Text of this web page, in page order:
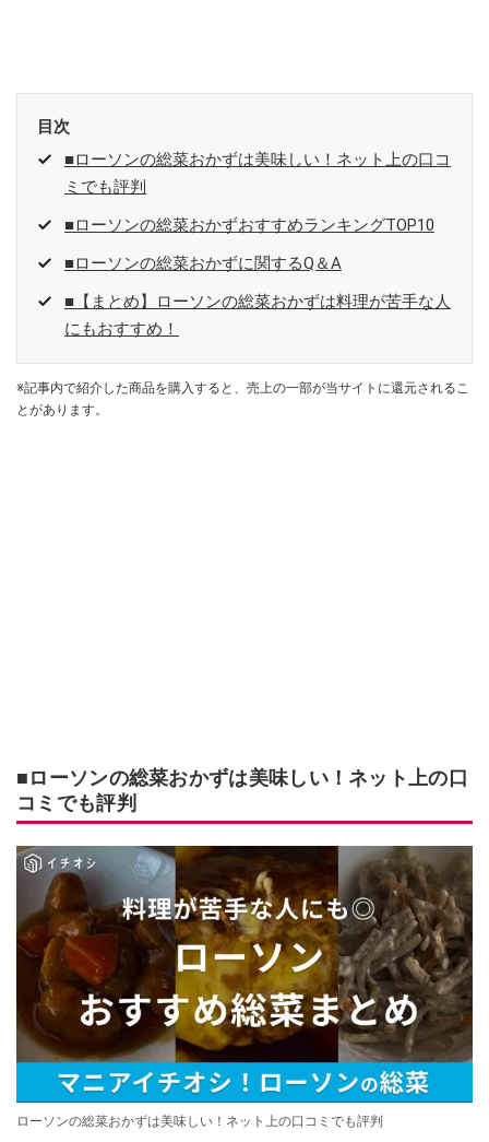
目次
■ローソンの総菜おかずは美味しい！ネット上の口コ
ミでも評判
■ローソンの総菜おかずおすすめランキングTOP10
■ローソンの総菜おかずに関するQ＆A
■【まとめ】ローソンの総菜おかずは料理が苦手な人
にもおすすめ！
※記事内で紹介した商品を購入すると、売上の一部が当サイトに還元されるこ
とがあります。
■ローソンの総菜おかずは美味しい！ネット上の口
コミでも評判
ローソンの総菜おかずは美味しい！ネット上の口コミでも評判